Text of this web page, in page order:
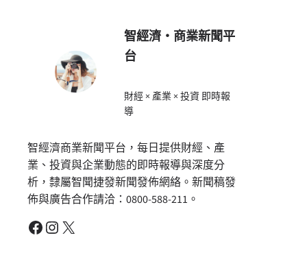
智經濟・商業新聞平
台
財經 × 產業 × 投資 即時報
導
智經濟商業新聞平台，每日提供財經、產
業、投資與企業動態的即時報導與深度分
析，隸屬智聞捷發新聞發佈網絡。新聞稿發
佈與廣告合作請洽：0800-588-211。
Facebook Instagram X